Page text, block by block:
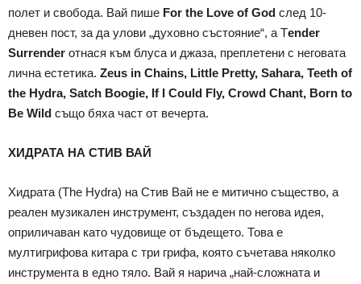
полет и свобода. Вай пише For the Love of God след 10-
дневен пост, за да улови „духовно състояние“, а Tender
Surrender отнася към блуса и джаза, преплетени с неговата
лична естетика. Zeus in Chains, Little Pretty, Sahara, Teeth of
the Hydra, Satch Boogie, If I Could Fly, Crowd Chant, Born to
Be Wild също бяха част от вечерта.
ХИДРАТА НА СТИВ ВАЙ
Хидрата (The Hydra) на Стив Вай не е митично същество, а
реален музикален инструмент, създаден по негова идея,
оприличаван като чудовище от бъдещето. Това е
мултигрифова китара с три грифа, която съчетава няколко
инструмента в едно тяло. Вай я нарича „най-сложната и